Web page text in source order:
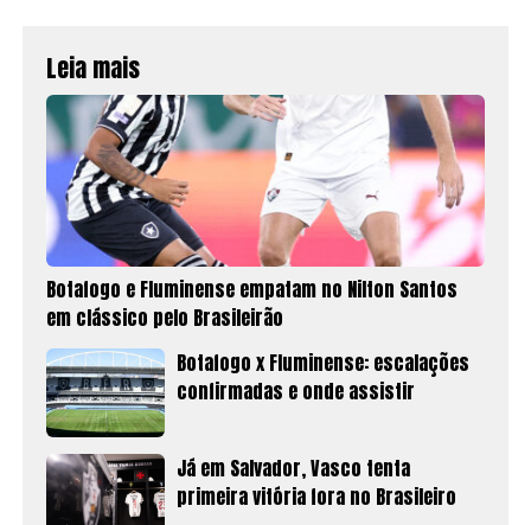
Leia mais
Botafogo e Fluminense empatam no Nilton Santos
em clássico pelo Brasileirão
Botafogo x Fluminense: escalações
confirmadas e onde assistir
Já em Salvador, Vasco tenta
primeira vitória fora no Brasileiro